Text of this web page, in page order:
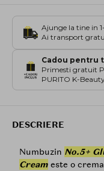
Ajunge la tine in
Ai transport
Cadou pentru
Primesti gratuit
PURITO K-
DESCRIERE
Numbuzin No.5+
Cream este o